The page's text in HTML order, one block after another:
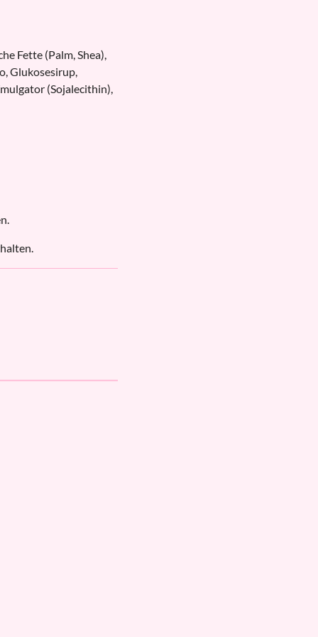
Fette (Palm, Shea),
Glukosesirup,
(Sojalecithin),